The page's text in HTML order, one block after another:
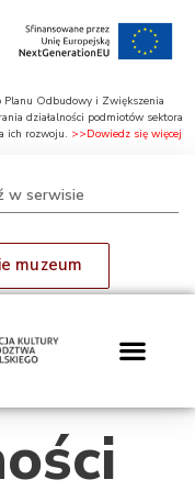
Planu Odbudowy i Zwiększenia
działalności podmiotów sektora
ich rozwoju. >>Dowiedz się więcej
muzeum